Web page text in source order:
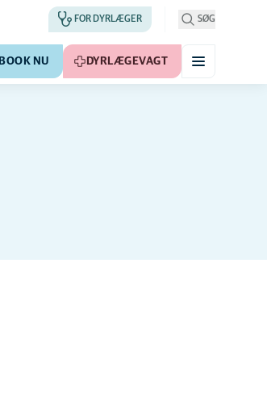
FOR DYRLÆGER SØG
BOOK NU DYRLÆGEVAGT